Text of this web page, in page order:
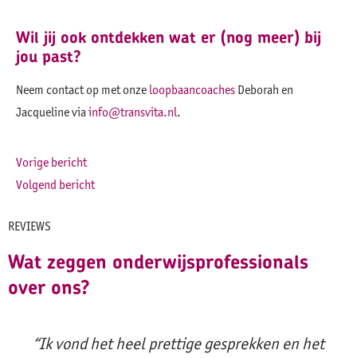
Wil jij ook ontdekken wat er (nog meer) bij
jou past?
Neem contact op met onze loopbaancoaches Deborah en
Jacqueline viainfo@transvita.nl.
Vorige bericht
Volgend bericht
REVIEWS
Wat zeggen onderwijsprofessionals
over ons?
“Ik vond het heel prettige gesprekken en het